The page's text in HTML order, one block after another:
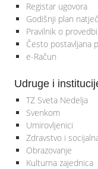
Registar ugovora
Godišnji plan
Pravilnik o
Često postavljana
e-Račun
Udruge i
TZ Sveta Nedelja
Svenkom
Umirovljenici
Zdravstvo i
Obrazovanje
Kulturna zajednica